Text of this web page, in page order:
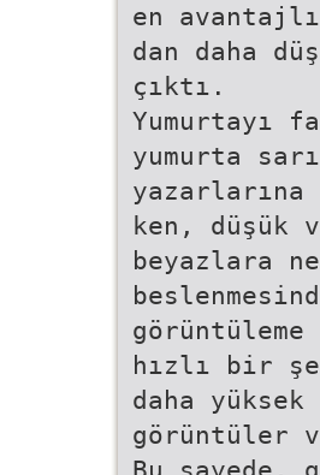
en
dan daha
çıktı.
Yumurtayı
yumurta
yazarlarına
ken, düşük
beyazlara
hızlı bir
daha
görüntüler